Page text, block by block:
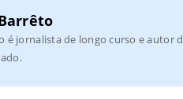
é jornalista de longo curso e autor